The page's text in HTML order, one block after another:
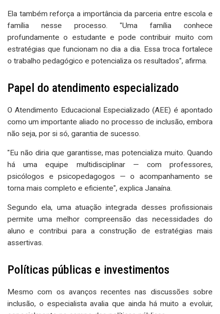
Ela também reforça a importância da parceria entre escola e
família nesse processo. "Uma família conhece
profundamente o estudante e pode contribuir muito com
estratégias que funcionam no dia a dia. Essa troca fortalece
o trabalho pedagógico e potencializa os resultados", afirma.
Papel do atendimento especializado
O Atendimento Educacional Especializado (AEE) é apontado
como um importante aliado no processo de inclusão, embora
não seja, por si só, garantia de sucesso.
"Eu não diria que garantisse, mas potencializa muito. Quando
há uma equipe multidisciplinar — com professores,
psicólogos e psicopedagogos — o acompanhamento se
torna mais completo e eficiente", explica Janaína.
Segundo ela, uma atuação integrada desses profissionais
permite uma melhor compreensão das necessidades do
aluno e contribui para a construção de estratégias mais
assertivas.
Políticas públicas e investimentos
Mesmo com os avanços recentes nas discussões sobre
inclusão, o especialista avalia que ainda há muito a evoluir,